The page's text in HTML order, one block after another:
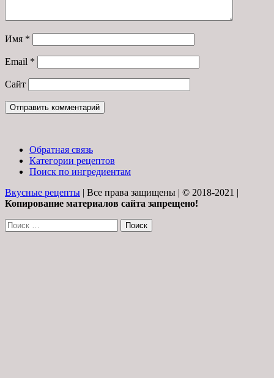
Имя *
Email *
Сайт
Обратная связь
Категории рецептов
Поиск по ингредиентам
Вкусные рецепты | Все права защищены | © 2018-2021 |
Копирование материалов сайта запрещено!